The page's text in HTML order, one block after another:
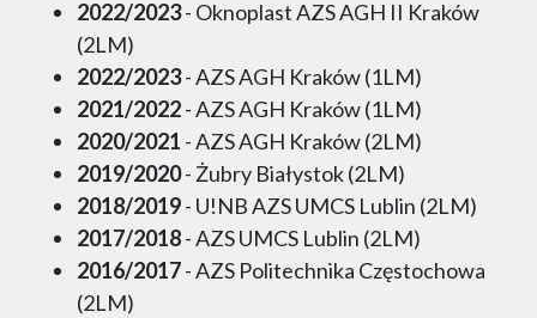
2022/2023- Oknoplast AZS AGH II Kraków
(2LM)
2022/2023- AZS AGH Kraków (1LM)
2021/2022- AZS AGH Kraków (1LM)
2020/2021 - AZS AGH Kraków (2LM)
2019/2020- Żubry Białystok (2LM)
2018/2019- U!NB AZS UMCS Lublin (2LM)
2017/2018- AZS UMCS Lublin (2LM)
2016/2017- AZS Politechnika Częstochowa
(2LM)